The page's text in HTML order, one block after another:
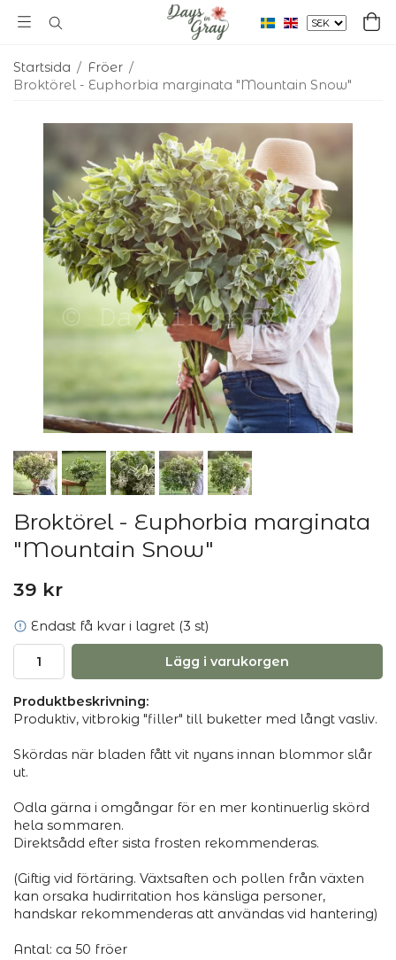
Startsida / Fröer /
Broktörel - Euphorbia marginata "Mountain Snow"
Broktörel - Euphorbia marginata
"Mountain Snow"
39 kr
Endast få kvar i lagret (3 st)
Lägg i varukorgen
Produktbeskrivning:
Produktiv, vitbrokig "filler" till buketter med långt vasliv.
Skördas när bladen fått vit nyans innan blommor slår
ut.
Odla gärna i omgångar för en mer kontinuerlig skörd
hela sommaren.
Direktsådd efter sista frosten rekommenderas.
(Giftig vid förtäring. Växtsaften och pollen från växten
kan orsaka hudirritation hos känsliga personer,
handskar rekommenderas att användas vid hantering)
Antal: ca 50 fröer